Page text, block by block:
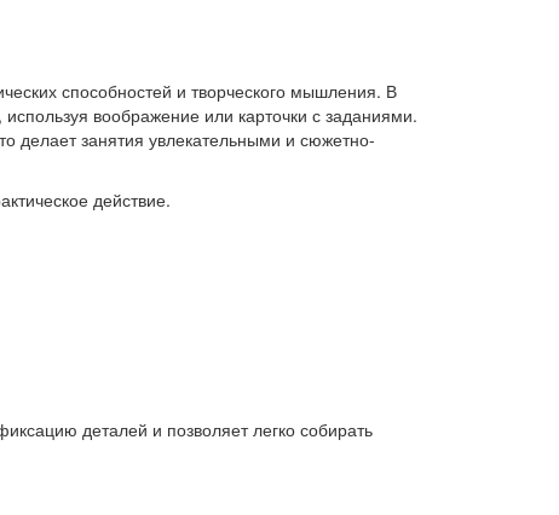
способностей и творческого мышления. В
воображение или карточки с заданиями.
делает занятия увлекательными и сюжетно-
действие.
деталей и позволяет легко собирать